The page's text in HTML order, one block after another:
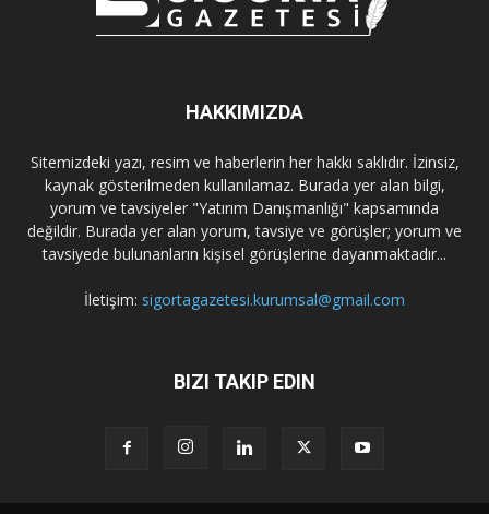
HAKKIMIZDA
Sitemizdeki yazı, resim ve haberlerin her hakkı saklıdır. İzinsiz,
kaynak gösterilmeden kullanılamaz. Burada yer alan bilgi,
yorum ve tavsiyeler "Yatırım Danışmanlığı" kapsamında
değildir. Burada yer alan yorum, tavsiye ve görüşler; yorum ve
tavsiyede bulunanların kişisel görüşlerine dayanmaktadır...
İletişim: sigortagazetesi.kurumsal@gmail.com
BIZI TAKIP EDIN